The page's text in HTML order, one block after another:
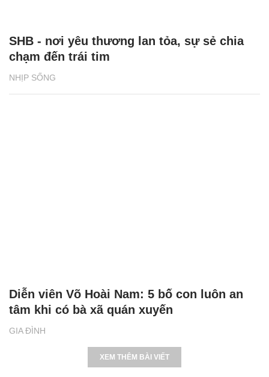
NHỊP SỐNG
SHB - nơi yêu thương lan tỏa, sự sẻ chia
chạm đến trái tim
GIA ĐÌNH
Diễn viên Võ Hoài Nam: 5 bố con luôn an
tâm khi có bà xã quán xuyến
XEM THÊM BÀI VIẾT